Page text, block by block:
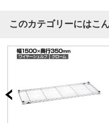
このカテゴリーにはこ